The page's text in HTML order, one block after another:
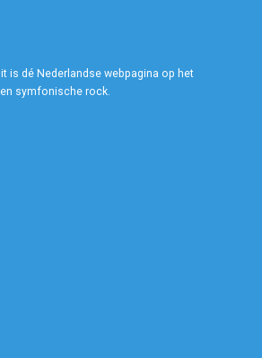
is dé Nederlandse webpagina op het
symfonische rock.